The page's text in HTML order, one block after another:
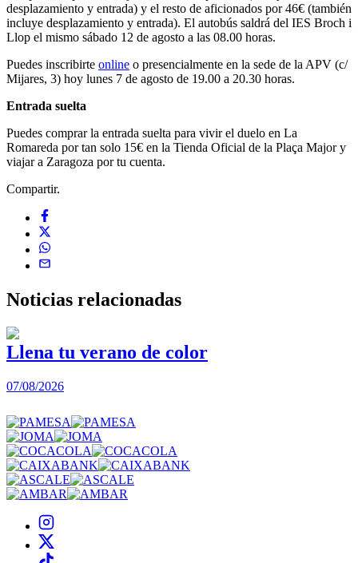
desplazamiento y entrada) y el resto de aficionados por 46€ (también
incluye desplazamiento y entrada). El autobús saldrá del IES Broch i
Llop el mismo sábado 12 de agosto a las 08.00 horas.
Puedes inscribirte online o presencialmente en la sede de la APV (c/
Mijares, 3) hoy lunes 7 de agosto de 19.00 a 20.30 horas.
Entrada suelta
Puedes comprar la entrada suelta para vivir el duelo en La
Romareda por tan solo 15€ en la Tienda Oficial de la Plaça Major y
viajar a Zaragoza por tu cuenta.
Compartir.
Noticias relacionadas
Llena tu verano de color
07/08/2026